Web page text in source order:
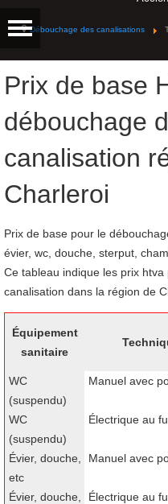
Débouchage des canalisations
Prix de base
débouchage
canalisation
Charleroi
Prix de base pour le
évier, wc, douche, sterput,
Ce tableau indique les prix
canalisation dans la région de
Équipement
sanitaire
WC
(suspendu)
Manuel avec
WC
(suspendu)
Électrique au
Évier, douche,
etc
Manuel avec
Évier, douche,
Électrique au